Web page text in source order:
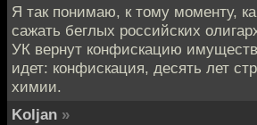
Я так понимаю, к тому моменту,
сажать беглых российских
УК вернут конфискацию
идет: конфискация, десять лет
химии.
Koljan »